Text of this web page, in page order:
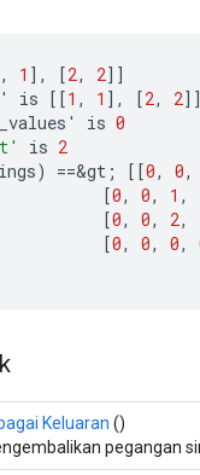
, 1 ] , [2, 2]]
' is [[1 , 1 ] , [2, 2]]
' is 0
is 2
) ==&gt ; [[0, 0,
[0, 0, 1 ,
[0, 0, 2,
[0, 0, 0,
Keluaran ()
pegangan